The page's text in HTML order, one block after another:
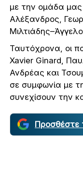
με την ομάδα μας
Αλέξανδρος,
Ταυτόχρονα, οι
Xavier Ginard,
Ανδρέας και
σε συμφωνία με
συνεχίσουν την
Προσθέστε